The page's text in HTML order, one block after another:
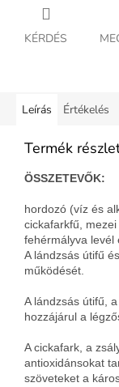
KÉRDÉS
Leírás Értékelés
Termék
ÖSSZETEVŐK:
hordozó (víz és
cickafarkfű,
fehérmályva levél
A lándzsás útifű
működését.
A lándzsás útifű,
hozzájárul a
A cickafark, a
antioxidánsokat
szöveteket a